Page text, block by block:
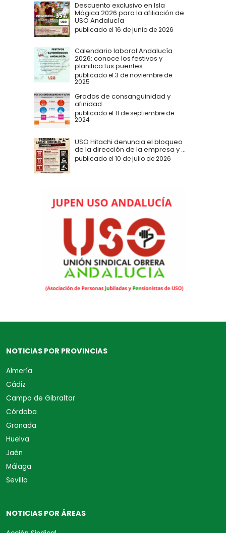
Descuento exclusivo en Isla
Mágica 2026 para la afiliación de
USO Andalucía
publicado el 16 de junio de 2026
Calendario laboral Andalucía
2026: conoce los festivos y
planifica tus puentes
publicado el 3 de noviembre de
2025
Grados de consanguinidad y
afinidad
publicado el 11 de septiembre de
2024
USO Hitachi denuncia el bloqueo
de la dirección de la empresa y ...
publicado el 10 de julio de 2026
NOTICIAS POR PROVINCIAS
Almería
Cádiz
Campo de Gibraltar
Córdoba
Granada
Huelva
Jaén
Málaga
Sevilla
NOTICIAS POR ÁREAS